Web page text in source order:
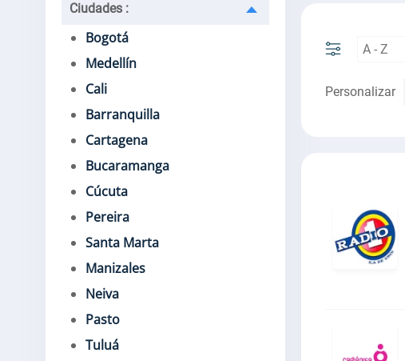
Ciudades :
Bogotá
Medellín
Cali
Barranquilla
Cartagena
Bucaramanga
Cúcuta
Pereira
Santa Marta
Manizales
Neiva
Pasto
Tuluá
Personalizar